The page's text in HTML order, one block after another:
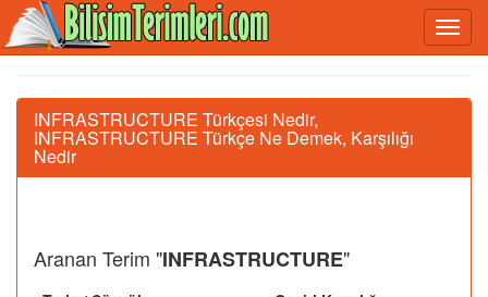
INFRASTRUCTURE Türkçesi Nedir,
INFRASTRUCTURE Türkçe Ne Demek, Karşılığı
Nedir
Aranan Terim "INFRASTRUCTURE"